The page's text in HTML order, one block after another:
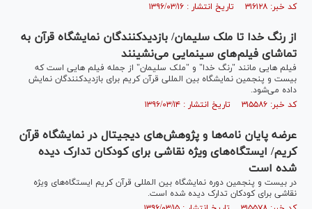
کد خبر: ۳۱۶۱۲۸ تاریخ انتشار : ۱۳۹۶/۰۳/۱۶
از رنگ خدا تا ملک سلیمان/ بازدیدکنندگان نمایشگاه قرآن به
تماشای فیلم‌های سینمایی می‌نشینند
فیلم هایی مانند "رنگ خدا" و "ملک سلیمان" از جمله فیلم هایی است که
بیست و پنجمین نمایشگاه بین المللی قرآن کریم برای بازدیدکنندگان نمایش
داده می‌شود.
کد خبر: ۳۱۵۵۸۶ تاریخ انتشار : ۱۳۹۶/۰۳/۱۴
عرضه پایان نامه‌ها و پژوهش‌های دیجیتال در نمایشگاه قرآن
کریم/ ایستگاه‌های ویژه نقاشی برای کودکان تدارک دیده
شده است
در بیست و پنجمین دوره نمایشگاه بین المللی قرآن کریم ایستگاه‌های ویژه
نقاشی برای کودکان تدارک دیده شده است.